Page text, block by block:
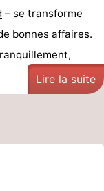
– se transforme
bonnes affaires.
Lire la suite